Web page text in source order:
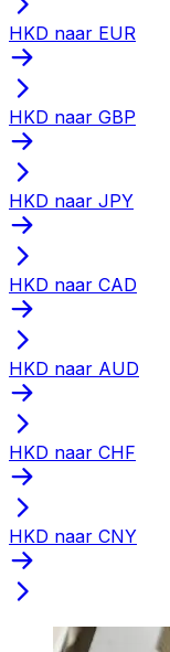
HKD naar EUR
HKD naar GBP
HKD naar JPY
HKD naar CAD
HKD naar AUD
HKD naar CHF
HKD naar CNY